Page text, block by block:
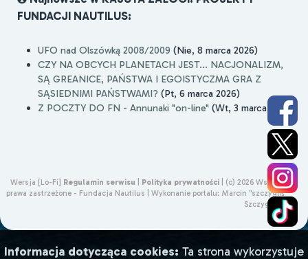
FUNDACJI NAUTILUS:
UFO nad Olszówką 2008/2009 (Nie, 8 marca 2026)
CZY NA OBCYCH PLANETACH JEST... NACJONALIZM,
SĄ GREANICE, PAŃSTWA I EGOISTYCZMA GRA Z
SĄSIEDNIMI PAŃSTWAMI? (Pt, 6 marca 2026)
Z POCZTY DO FN - Annunaki "on-line" (Wt, 3 marca 2026)
Wersja [Lo-Fi] Regulamin serwisu Polityka prywatności
(c) 2026 Wszelkie
prawa zastrzeżone - Fundacja Nautilus | Wykonanie portalu: Marcin "szczygliś"
Szczygliński
Informacja dotycząca cookies: Ta strona wykorzystuje